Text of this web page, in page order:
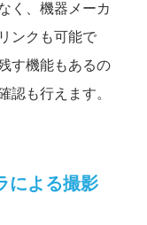
く、機器メーカ
ンクも可能で
す機能もあるの
認も行えます。
による撮影